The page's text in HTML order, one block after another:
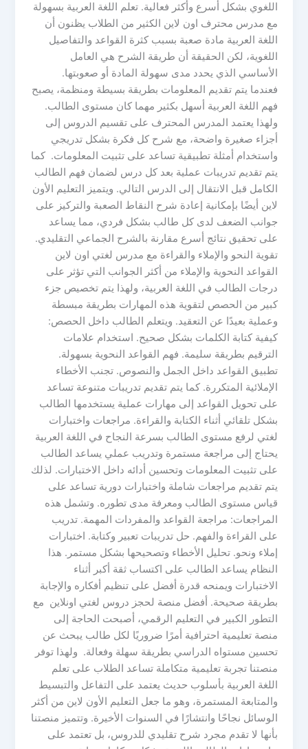
اللغوي بشكل أسرع وأكثر فعالية. تعلم اللغة العربية بسهولة
مع مدرس محترف اون لاين الكثير من الطلاب يظنون أن
اللغة العربية مادة صعبة بسبب كثرة القواعد والتفاصيل
اللغوية، لكن الحقيقة أن طريقة الشرح هي العامل
الأساسي الذي يحدد مدى سهولة المادة أو صعوبتها.
فعندما يتم تقديم المعلومات بطريقة بسيطة ومنظمة، يصبح
فهم اللغة العربية أسهل بكثير مهما كان مستوى الطالب.
ولهذا يعتمد المدرس المحترف على تقسيم الدروس إلى
أجزاء صغيرة واضحة، مع شرح كل فكرة بشكل تدريجي
واستخدام أمثلة تطبيقية تساعد على تثبيت المعلومات. كما
يتم تقديم تدريبات عملية بعد كل درس لضمان فهم الطالب
الكامل قبل الانتقال إلى الدرس التالي. ويتميز التعليم الأون
لاين أيضًا بإمكانية إعادة شرح النقاط الصعبة والتركيز على
جوانب الضعف لدى كل طالب بشكل فردي، مما يساعد
على تحقيق نتائج أسرع مقارنة بالشرح الجماعي التقليدي.
تقوية النحو والإملاء والقراءة مع مدرس لغتي اون لاين
القواعد النحوية والإملاء من أكثر الجوانب التي تؤثر على
درجات الطالب في اللغة العربية، ولهذا يتم تخصيص جزء
كبير من الحصص لتقوية هذه المهارات بطريقة مبسطة
وعملية بعيدًا عن التعقيد. ويتعلم الطالب داخل الحصص:
كيفية كتابة الكلمات بشكل صحيح. استخدام علامات
الترقيم بطريقة سليمة. فهم القواعد النحوية بسهولة.
تطبيق القواعد داخل الجمل والنصوص. تجنب الأخطاء
الإملائية المتكررة. كما يتم تقديم تدريبات متنوعة تساعد
على تحويل القواعد إلى مهارات عملية يستخدمها الطالب
بشكل تلقائي أثناء الكتابة والقراءة. مراجعات واختبارات
لغتي لرفع مستوى الطالب بسرعة النجاح في اللغة العربية
يحتاج إلى مراجعة مستمرة وتدريب عملي يساعد الطالب
على تثبيت المعلومات وتحسين أدائه داخل الاختبارات. لذلك
يتم تقديم مراجعات شاملة واختبارات دورية تساعد على
قياس مستوى الطالب ومعرفة مدى تطوره. وتشمل هذه
المراجعات: مراجعة القواعد والمفردات المهمة. تدريب
على القراءة والفهم. حل تدريبات تعبير وكتابة. اختبارات
إملاء ونحو. تحليل الأخطاء وتصحيحها بشكل مستمر. هذا
النظام يساعد الطالب على اكتساب ثقة أكبر أثناء
الاختبارات ويمنحه قدرة أفضل على تنظيم أفكاره والإجابة
بطريقة صحيحة. أفضل منصة لحجز دروس لغتي اونلاين مع
التطور الكبير في التعليم الرقمي، أصبحت الحاجة إلى
منصة تعليمية احترافية أمرًا ضروريًا لكل طالب يبحث عن
تحسين مستواه الدراسي بطريقة سهلة وفعالة. ولهذا توفر
منصتنا تجربة تعليمية متكاملة تساعد الطلاب على تعلم
اللغة العربية بأسلوب حديث يعتمد على التفاعل والتبسيط
والمتابعة المستمرة، وهو ما جعل التعليم الأون لاين من أكثر
الوسائل نجاحًا وانتشارًا في السنوات الأخيرة. وتتميز منصتنا
بأنها لا تقدم مجرد شرح تقليدي للدروس، بل تعتمد على